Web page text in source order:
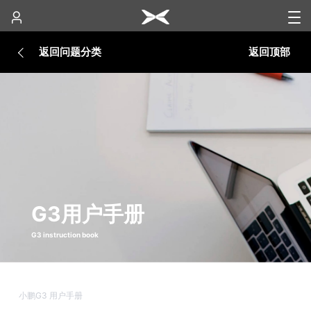
返回问题分类 返回顶部
G3用户手册
G3 instruction book
小鹏G3 用户手册